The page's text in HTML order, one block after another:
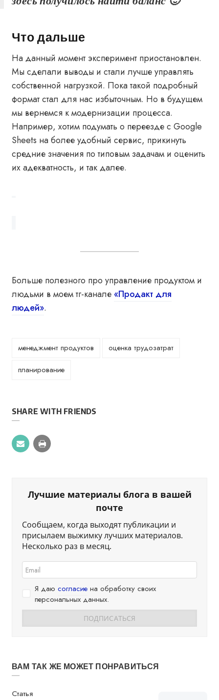
Что дальше
На данный момент эксперимент приостановлен.
Мы сделали выводы и стали лучше управлять
собственной нагрузкой. Пока такой подробный
формат стал для нас избыточным. Но в будущем
мы вернемся к модернизации процесса.
Например, хотим подумать о переезде с Google
Sheets на более удобный сервис, прикинуть
средние значения по типовым задачам и оценить
их адекватность, и так далее.
Больше полезного про управление продуктом и
людьми в моем тг-канале«Продакт для
людей».
менеджмент продуктов оценка трудозатрат
планирование
SHARE WITH FRIENDS
Лучшие материалы блога в вашей
почте
Сообщаем, когда выходят публикации и
присылаем выжимку лучших материалов.
Несколько раз в месяц.
Я даю согласие на обработку своих
персональных данных.
ВАМ ТАК ЖЕ МОЖЕТ ПОНРАВИТЬСЯ
Категория
Статья